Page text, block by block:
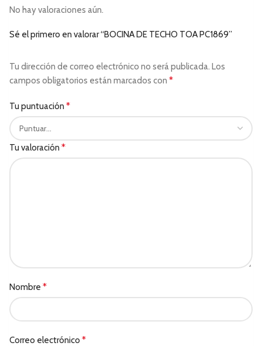
No hay valoraciones aún.
Sé el primero en valorar “BOCINA DE TECHO TOA PC1869”
Tu dirección de correo electrónico no será publicada. Los
campos obligatorios están marcados con *
Tu puntuación *
Tu valoración *
Nombre *
Correo electrónico *